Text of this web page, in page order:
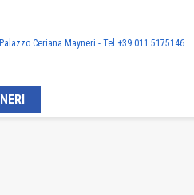
Palazzo Ceriana Mayneri - Tel +39.011.5175146